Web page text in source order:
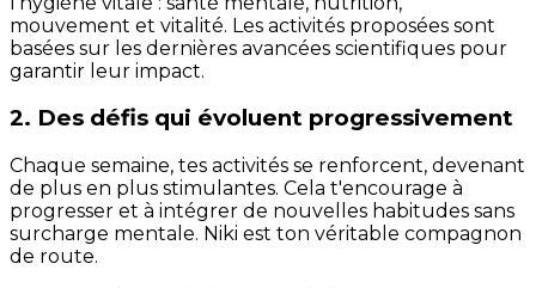
mouvement et vitalité. Les activités proposées sont
basées sur les dernières avancées scientifiques pour
garantir leur impact.
2. Des défis qui évoluent progressivement
Chaque semaine, tes activités se renforcent, devenant
de plus en plus stimulantes. Cela t'encourage à
progresser et à intégrer de nouvelles habitudes sans
surcharge mentale. Niki est ton véritable compagnon
de route.